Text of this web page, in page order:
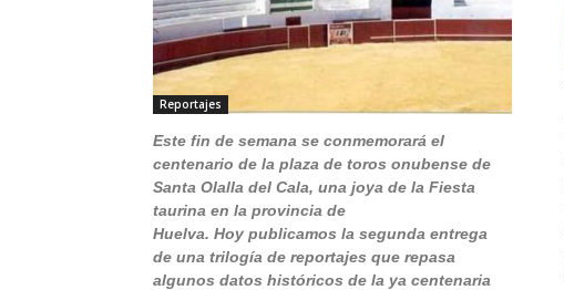
Reportajes
Este fin de semana se conmemorará el
centenario de la plaza de toros onubense de
Santa Olalla del Cala, una joya de la Fiesta
taurina en la provincia de
Huelva. Hoy publicamos la segunda entrega
de una trilogía de reportajes que repasa
algunos datos históricos de la ya centenaria